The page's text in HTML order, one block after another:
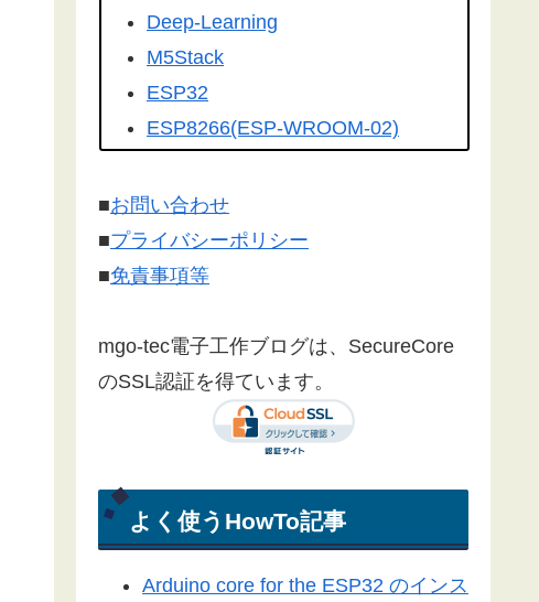
こちらの記事
いただけました。ありがとうござい
ます！
紹介されました。ありがとうござい
ます。
Deep-Learning
M5Stack
ESP32
ESP8266(ESP-WROOM-02)
Firebase
センサー
漢字フォント
SSL/TLS 暗号化通信
有機EL(OLED)
LCD(液晶ディスプレイ)
Websocket
Arduino-ESP32
Arduino-ESP8266
LEDドットマトリックス
■お問い合わせ
■プライバシーポリシー
■免責事項等
mgo-tec電子工作ブログは、SecureCore
のSSL認証を得ています。
よく使うHowTo記事
Arduino core for the ESP32 のインス